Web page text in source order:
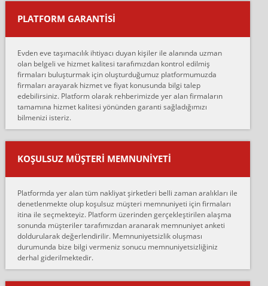
Murat:
çalıştıklarını, müş...
Ahmet:
Lüleburgaz güngünes evden eve naklyat eşyalarımı taşımak için
anlaştık sabah eve geldiklerinde de eşyalarımı düzgün şekilde
sarcaz demelerine r...
mehmet güldü:
Ankara ALİCANLAR NAKLİYAT Tutarsız ve ticari ahlak problemleri
var verdikleri fiyat teklifini arttırdılar. Sonrasında taşıma gününde
oldukça tutarsı...
Ankara Alicanlar naklyat tel 5465524025. 2600 TL'ye ankaradan
Konya ya Alicanlar naklyat la anlaştık bu şahıs evin taşınacağı gün
fiyatın mazoto gele...
Fatih kokmese:
Diyarbakır dan eşyamı getirtmek için anlaştım sözleşme yaptım.
Son anda fiyat artırdılar.. mecburiyetten tasittim.. bu kişiler ağrılı
PLATFORM GARANTİSİ
Evden eve taşımacılık ihtiyacı duyan kişiler ile alanında uzman
olan belgeli ve hizmet kalitesi tarafımızdan kontrol edilmiş
firmaları buluşturmak için oluşturduğumuz platformumuzda
firmaları arayarak hizmet ve fiyat konusunda bilgi talep
edebilirsiniz. Platform olarak rehberimizde yer alan firmaların
tamamına hizmet kalitesi yönünden garanti sağladığımızı
bilmenizi isteriz.
KOŞULSUZ MÜŞTERI MEMNUNIYETI
Platformda yer alan tüm nakliyat şirketleri belli zaman aralıkları ile
denetlenmekte olup koşulsuz müşteri memnuniyeti için firmaları
itina ile seçmekteyiz. Platform üzerinden gerçekleştirilen alaşma
sonunda müşteriler tarafımızdan aranarak memnuniyet anketi
doldurularak değerlendirilir. Memnuniyetsizlik oluşması
durumunda bize bilgi vermeniz sonucu memnuniyetsizliğiniz
derhal giderilmektedir.